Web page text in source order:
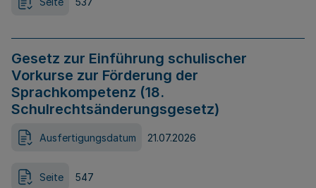
Gesetz zur Einführung schulischer
Vorkurse zur Förderung der
Sprachkompetenz (18.
Schulrechtsänderungsgesetz)
Ausfertigungsdatum 21.07.2026
Seite 547